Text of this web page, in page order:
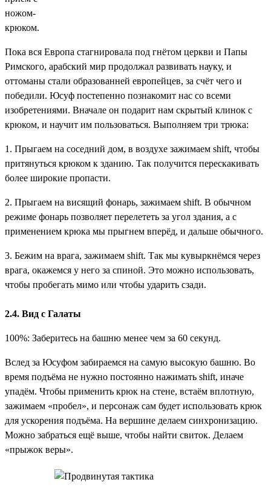
ножом-
крюком.
Пока вся Европа стагнировала под гнётом церкви и Папы
Римского, арабский мир продолжал развивать науку, и
оттоманы стали образованней европейцев, за счёт чего и
победили. Юсуф постепенно познакомит нас со всеми
изобретениями. Вначале он подарит нам скрытый клинок с
крюком, и научит им пользоваться. Выполняем три трюка:
1. Прыгаем на соседний дом, в воздухе зажимаем shift, чтобы
притянуться крюком к зданию. Так получится перескакивать
более широкие пропасти.
2. Прыгаем на висящий фонарь, зажимаем shift. В обычном
режиме фонарь позволяет перелететь за угол здания, а с
применением крюка мы прыгнем вперёд, и дальше обычного.
3. Бежим на врага, зажимаем shift. Так мы кувыркнёмся через
врага, окажемся у него за спиной. Это можно использовать,
чтобы пробегать мимо или чтобы ударить сзади.
2.4. Вид с Галаты
100%: Заберитесь на башню менее чем за 60 секунд.
Вслед за Юсуфом забираемся на самую высокую башню. Во
время подъёма не нужно постоянно нажимать shift, иначе
упадём. Чтобы применить крюк на стене, встаём вплотную,
зажимаем «пробел», и персонаж сам будет использовать крюк
для ускорения подъёма. На вершине делаем синхронизацию.
Можно забраться ещё выше, чтобы найти свиток. Делаем
«прыжок веры».